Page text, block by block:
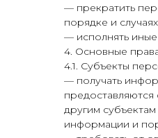
— прекратить
порядке и
— исполнять
4. Основные
4.1. Субъекты
— получать
другим
информации и